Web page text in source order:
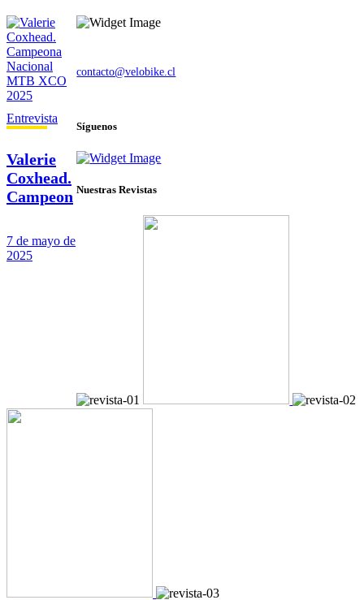
Entrevista
Valerie
Coxhead.
Campeon
Nacional
MTB
7 de mayo de
2025
contacto@velobike.cl
Síguenos
Nuestras Revistas